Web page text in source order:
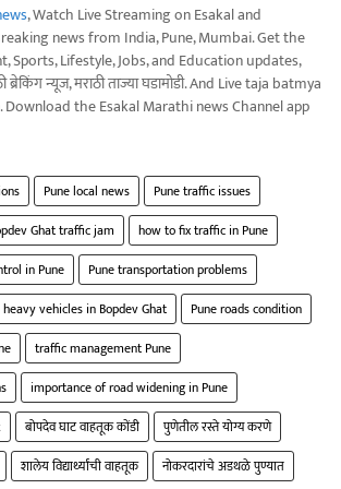
, Watch Live Streaming on Esakal and
news from India, Pune, Mumbai. Get the
Sports, Lifestyle, Jobs, and Education updates,
ब्रेकिंग न्यूज, मराठी ताज्या घडामोडी. And Live taja batmya
Download the Esakal Marathi news Channel app
Pune local news
Pune traffic issues
Ghat traffic jam
how to fix traffic in Pune
in Pune
Pune transportation problems
heavy vehicles in Bopdev Ghat
Pune roads condition
traffic management Pune
importance of road widening in Pune
बोपदेव घाट वाहतूक कोंडी
पुणेतील रस्ते योग्य करणे
शालेय विद्यार्थ्यांची वाहतूक
नोकरदारांचे अडथळे पुण्यात